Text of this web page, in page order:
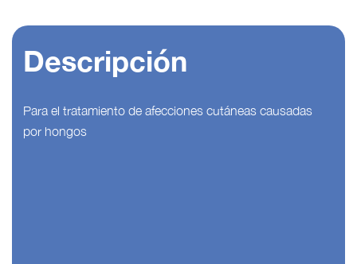
Descripción
Para el tratamiento de afecciones cutáneas causadas
por hongos